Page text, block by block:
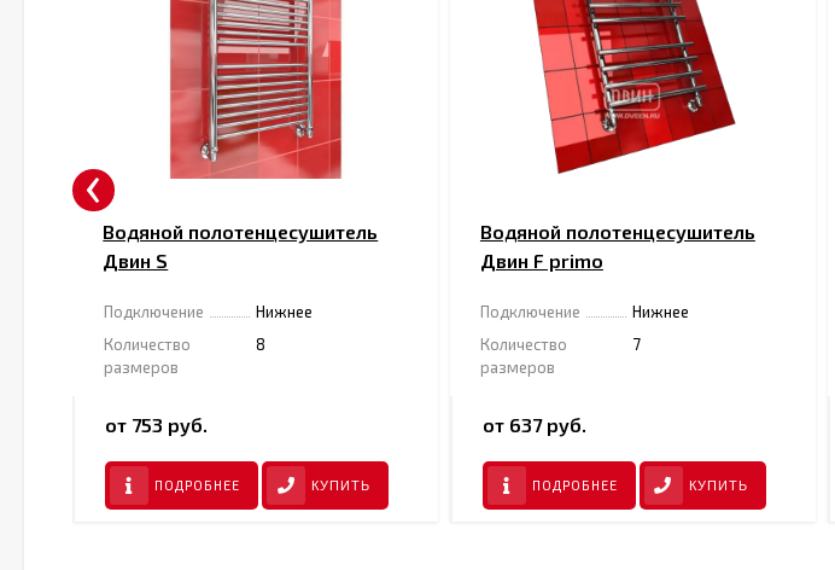
Водяной полотенцесушитель
Двин S
Подключение
Нижнее
Количество
размеров
8
от 753 руб.
ПОДРОБНЕЕ КУПИТЬ
Водяной полотенцесушитель
Двин F primo
Подключение
Нижнее
Количество
размеров
7
от 637 руб.
ПОДРОБНЕЕ КУПИТЬ
‹